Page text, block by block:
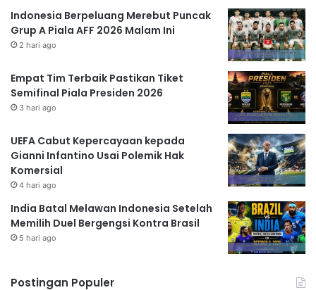
Indonesia Berpeluang Merebut Puncak
Grup A Piala AFF 2026 Malam Ini
2 hari ago
Empat Tim Terbaik Pastikan Tiket
Semifinal Piala Presiden 2026
3 hari ago
UEFA Cabut Kepercayaan kepada
Gianni Infantino Usai Polemik Hak
Komersial
4 hari ago
India Batal Melawan Indonesia Setelah
Memilih Duel Bergengsi Kontra Brasil
5 hari ago
Postingan Populer